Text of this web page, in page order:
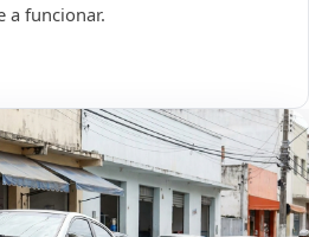
a funcionar.